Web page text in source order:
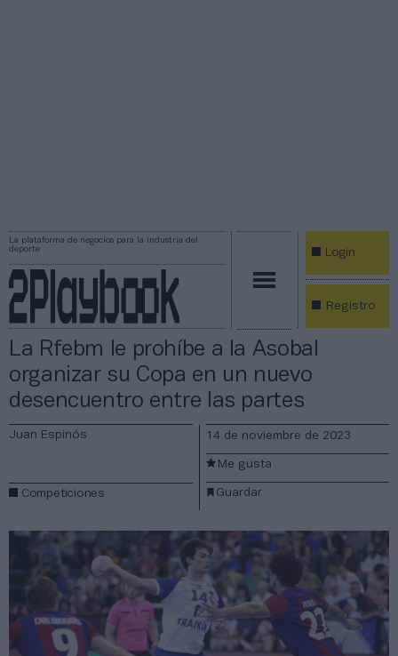
La plataforma de negocios para la industria del
deporte
Login
Registro
La Rfebm le prohíbe a la Asobal
organizar su Copa en un nuevo
desencuentro entre las partes
Juan Espinós
Competiciones
14 de noviembre de 2023
Guardar
Me gusta